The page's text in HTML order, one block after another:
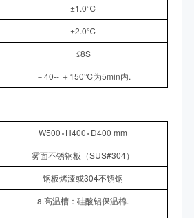
±1.0℃
±2.0℃
≤8S
－40-- ＋150℃为5min内.
W500×H400×D400 mm
雾面不锈钢板（SUS#304）
钢板烤漆或304不锈钢
a.高温槽：硅酸铝保温棉.